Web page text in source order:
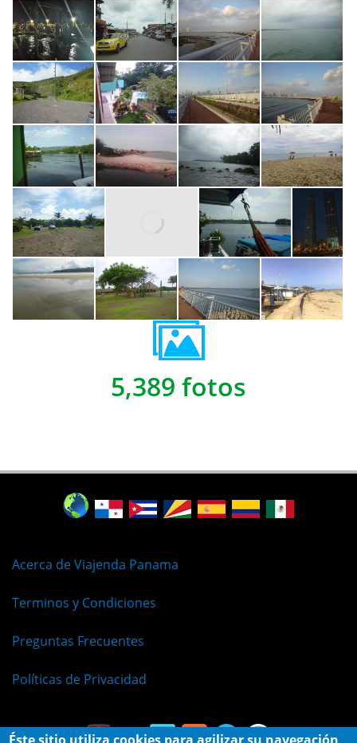
5,389 fotos
Acerca de Viajenda Panama
Terminos y Condiciones
Preguntas Frecuentes
Políticas de Privacidad